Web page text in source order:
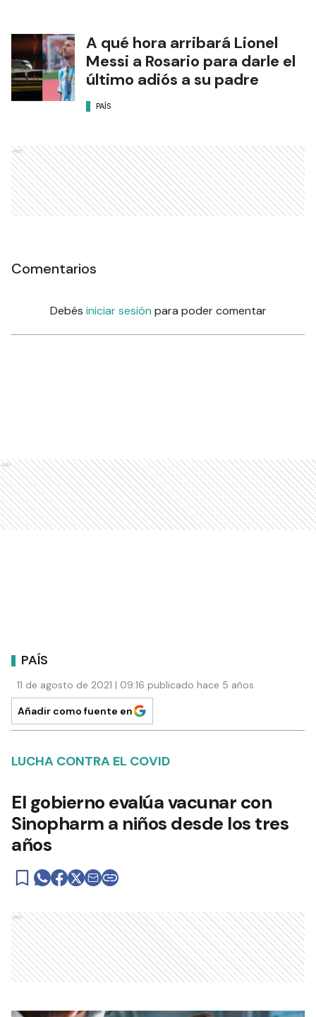
A qué hora arribará Lionel
Messi a Rosario para darle el
último adiós a su padre
PAÍS
Ads
Comentarios
Debés iniciar sesión para poder comentar
Ads
PAÍS
11 de agosto de 2021 | 09:16 publicado hace 5 años
Añadir como fuente en
LUCHA CONTRA EL COVID
El gobierno evalúa vacunar con
Sinopharm a niños desde los tres
años
Ads